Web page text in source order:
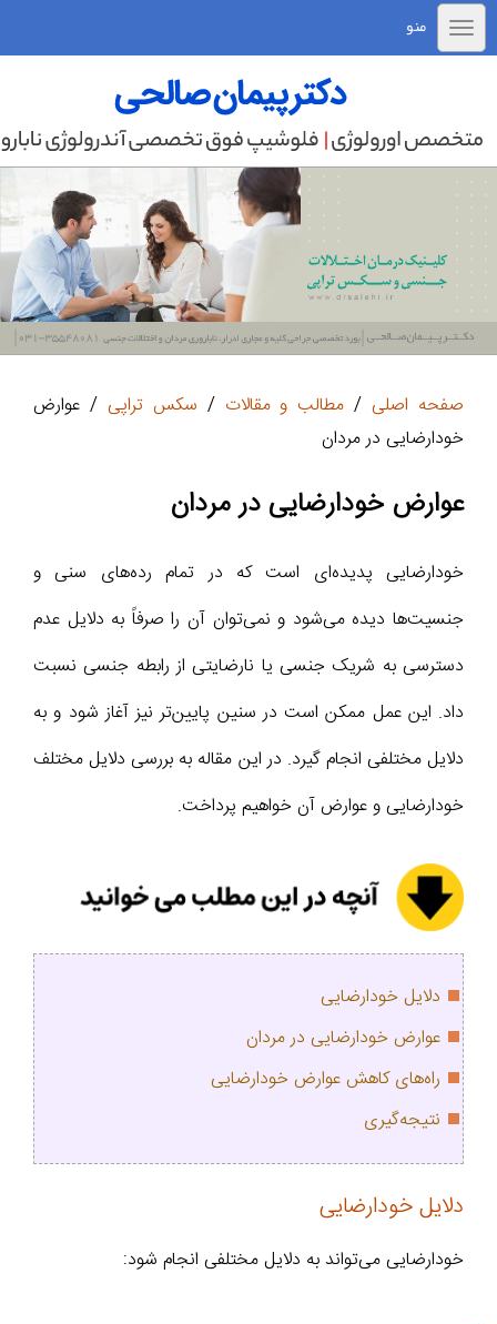
منو
صفحه اصلی / مطالب و مقالات / سکس تراپی / عوارض
خودارضایی در مردان
عوارض خودارضایی در مردان
خودارضایی پدیده‌ای است که در تمام رده‌های سنی و
جنسیت‌ها دیده می‌شود و نمی‌توان آن را صرفاً به دلایل عدم
دسترسی به شریک جنسی یا نارضایتی از رابطه جنسی نسبت
داد. این عمل ممکن است در سنین پایین‌تر نیز آغاز شود و به
دلایل مختلفی انجام گیرد. در این مقاله به بررسی دلایل مختلف
خودارضایی و عوارض آن خواهیم پرداخت.
دلایل خودارضایی
عوارض خودارضایی در مردان
راه‌های کاهش عوارض خودارضایی
نتیجه‌گیری
دلایل خودارضایی
خودارضایی می‌تواند به دلایل مختلفی انجام شود: